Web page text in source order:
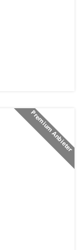
Premium Anbieter